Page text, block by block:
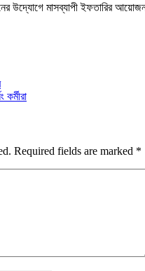
উদ্যোগে মাসব্যাপী ইফতারির
Required fields are marked *